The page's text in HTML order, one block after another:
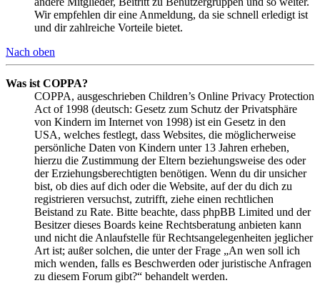
Wir empfehlen dir eine Anmeldung, da sie schnell erledigt ist
und dir zahlreiche Vorteile bietet.
Nach oben
Was ist COPPA?
COPPA, ausgeschrieben Children’s Online Privacy Protection
Act of 1998 (deutsch: Gesetz zum Schutz der Privatsphäre
von Kindern im Internet von 1998) ist ein Gesetz in den
USA, welches festlegt, dass Websites, die möglicherweise
persönliche Daten von Kindern unter 13 Jahren erheben,
hierzu die Zustimmung der Eltern beziehungsweise des oder
der Erziehungsberechtigten benötigen. Wenn du dir unsicher
bist, ob dies auf dich oder die Website, auf der du dich zu
registrieren versuchst, zutrifft, ziehe einen rechtlichen
Beistand zu Rate. Bitte beachte, dass phpBB Limited und der
Besitzer dieses Boards keine Rechtsberatung anbieten kann
und nicht die Anlaufstelle für Rechtsangelegenheiten jeglicher
Art ist; außer solchen, die unter der Frage „An wen soll ich
mich wenden, falls es Beschwerden oder juristische Anfragen
zu diesem Forum gibt?“ behandelt werden.